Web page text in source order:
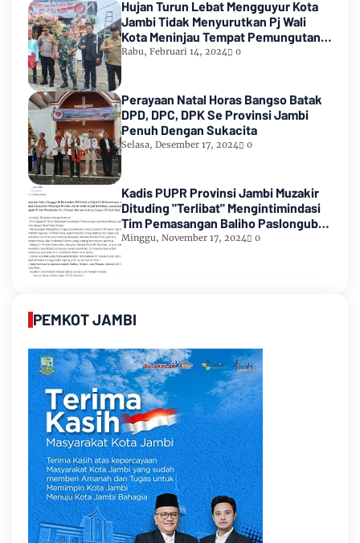
Hujan Turun Lebat Mengguyur Kota
Jambi Tidak Menyurutkan Pj Wali
Kota Meninjau Tempat Pemungutan
Suara Pemilu 2024
Rabu, Februari 14, 2024 0
Perayaan Natal Horas Bangso Batak
DPD, DPC, DPK Se Provinsi Jambi
Penuh Dengan Sukacita
Selasa, Desember 17, 2024 0
Kadis PUPR Provinsi Jambi Muzakir
Dituding "Terlibat" Mengintimindasi
Tim Pemasangan Baliho Paslongub
Romi-Sudirman
Minggu, November 17, 2024 0
PEMKOT JAMBI